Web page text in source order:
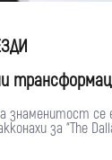
знаменитост се
за “The